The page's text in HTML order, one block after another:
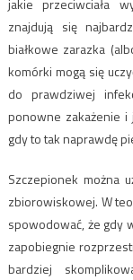
jakie przeciwciała
znajdują się
białkowe zarazka
komórki mogą się
do prawdziwej
ponowne zakażenie i
gdy to tak naprawdę
Szczepionek można
zbiorowiskowej. W
spowodować, że gdy
zapobiegnie
bardziej